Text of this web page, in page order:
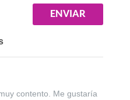
contento. Me gustaría